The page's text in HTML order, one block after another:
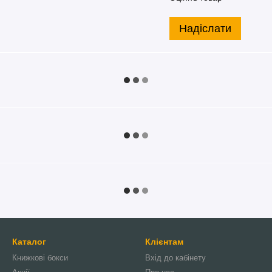
Надіслати
Каталог
Книжкові бокси
Клієнтам
Вхід до кабінету